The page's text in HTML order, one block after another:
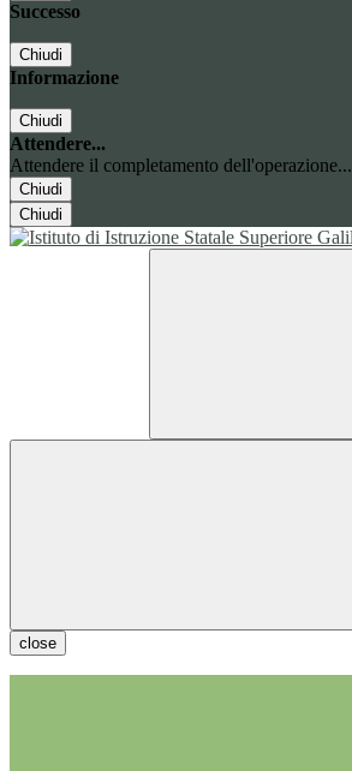
Successo
Chiudi
Informazione
Chiudi
Attendere...
Attendere il completamento dell'operazione...
Chiudi
Chiudi
close